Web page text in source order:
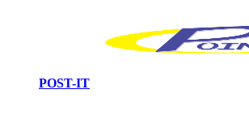
POST-IT